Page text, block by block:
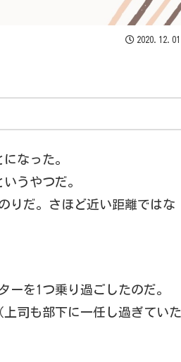
2020.12.01
なった。
うやつだ。
りだ。さほど近い距離ではな
ーを1つ乗り過ごしたのだ。
司も部下に一任し過ぎていた